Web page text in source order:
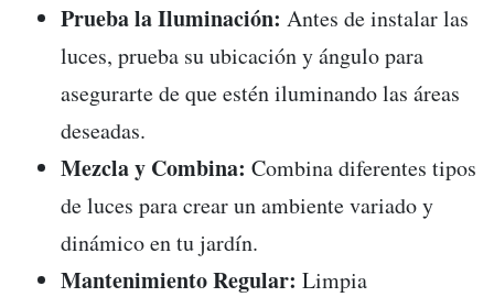
Prueba la Iluminación: Antes de instalar las
luces, prueba su ubicación y ángulo para
asegurarte de que estén iluminando las áreas
deseadas.
Mezcla y Combina: Combina diferentes tipos
de luces para crear un ambiente variado y
dinámico en tu jardín.
Mantenimiento Regular: Limpia